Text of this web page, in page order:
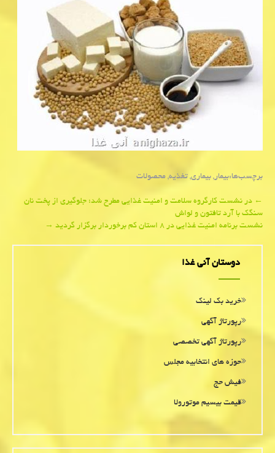
برچسب‌ها:بیمار,بیماری,تغذیه,محصولات
Post
navigation
←در نشست كارگروه سلامت و امنیت غذایی مطرح شد؛ جلوگیری از پخت نان
سنگك با آرد تافتون و لواش
نشست برنامه امنیت غذایی در ۸ استان كم برخوردار برگزار گردید
→
دوستان آنی غذا
خرید بک لینک
رپورتاژ آگهی
رپورتاژ آگهی تخصصی
حوزه های انتخابیه مجلس
فیش حج
قیمت بیسیم موتورولا